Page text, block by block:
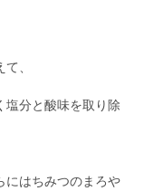
、
塩分と酸味を取り除
にはちみつのまろや